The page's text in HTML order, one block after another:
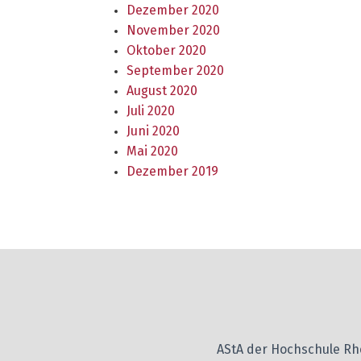
Dezember 2020
November 2020
Oktober 2020
September 2020
August 2020
Juli 2020
Juni 2020
Mai 2020
Dezember 2019
AStA der Hochschule